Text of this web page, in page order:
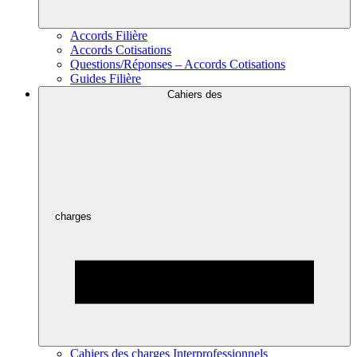
Accords Filière
Accords Cotisations
Questions/Réponses – Accords Cotisations
Guides Filière
Cahiers des
charges
Cahiers des charges Interprofessionnels